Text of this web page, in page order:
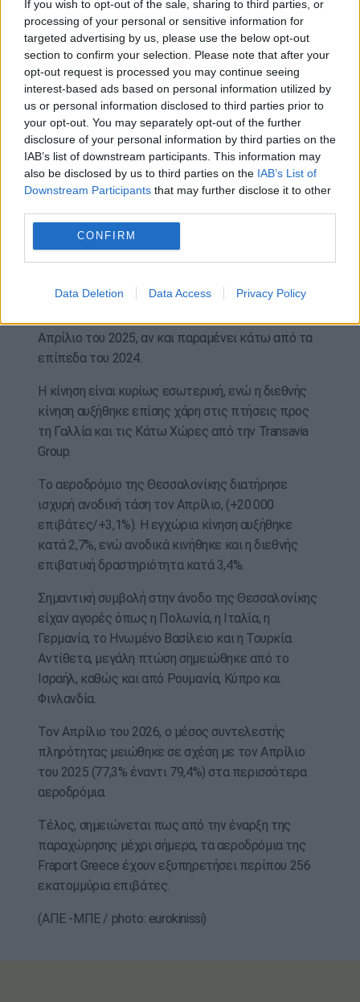
If you wish to opt-out of the sale, sharing to third parties, or
processing of your personal or sensitive information for
targeted advertising by us, please use the below opt-out
section to confirm your selection. Please note that after your
opt-out request is processed you may continue seeing
interest-based ads based on personal information utilized by
us or personal information disclosed to third parties prior to
your opt-out. You may separately opt-out of the further
disclosure of your personal information by third parties on the
IAB’s list of downstream participants. This information may
also be disclosed by us to third parties on the IAB’s List of
Downstream Participants that may further disclose it to other
CONFIRM
Data Deletion Data Access Privacy Policy
σύγκριση με πέρυσι, ωστόσο η δυναμική αυτή
επιβραδύνθηκε προς το τέλος του μήνα.
Σε ό,τι αφορά στη διεθνή κίνηση, έχει ξεκινήσει σε
όλα τα αεροδρόμια. Στα highlights του μήνα, το
αεροδρόμιο των Χανίων κατέγραψε σημαντική
αύξηση (+32.000 επιβάτες / +26,4% έναντι του
Απριλίου 2025), που οφείλεται στην πρόωρη
έναρξη πτήσεων προς το ‘Αμστερνταμ και το
Ηνωμένο Βασίλειο από τον Όμιλο easyJet και την
νέου δρομολογίου προς την Ιρλανδία από τον
Όμιλο Ryanair.
Σαντορίνης (+21.000 επιβάτες/+16,4%),
Απρίλιο του 2025, αν και παραμένει κάτω από τα
επίπεδα του 2024.
Η κίνηση είναι κυρίως εσωτερική, ενώ η διεθνής
κίνηση αυξήθηκε επίσης χάρη στις πτήσεις προς
τη Γαλλία και τις Κάτω Χώρες από την Transavia
Group.
Το αεροδρόμιο της Θεσσαλονίκης διατήρησε
ισχυρή ανοδική τάση τον Απρίλιο, (+20.000
επιβάτες/+3,1%). Η εγχώρια κίνηση αυξήθηκε
κατά 2,7%, ενώ ανοδικά κινήθηκε και η διεθνής
επιβατική δραστηριότητα κατά 3,4%.
Σημαντική συμβολή στην άνοδο της Θεσσαλονίκης
είχαν αγορές όπως η Πολωνία, η Ιταλία, η
Γερμανία, το Ηνωμένο Βασίλειο και η Τουρκία.
Αντίθετα, μεγάλη πτώση σημειώθηκε από το
Ισραήλ, καθώς και από Ρουμανία, Κύπρο και
Φινλανδία.
Τον Απρίλιο του 2026, ο μέσος συντελεστής
πληρότητας μειώθηκε σε σχέση με τον Απρίλιο
του 2025 (77,3% έναντι 79,4%) στα περισσότερα
αεροδρόμια.
Τέλος, σημειώνεται πως από την έναρξη της
παραχώρησης μέχρι σήμερα, τα αεροδρόμια της
Fraport Greece έχουν εξυπηρετήσει περίπου 256
εκατομμύρια επιβάτες.
(ΑΠΕ -ΜΠΕ / photo: eurokinissi)